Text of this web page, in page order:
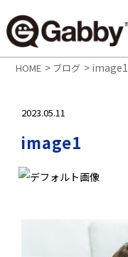
HOME > ブログ > image1
2023.05.11
image1